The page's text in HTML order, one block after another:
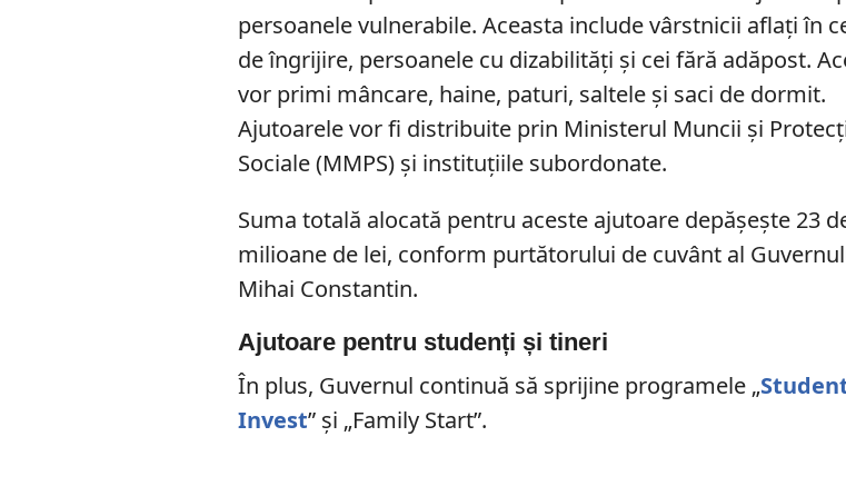
persoanele vulnerabile. Aceasta include vârstnicii aflați în
de îngrijire, persoanele cu dizabilități și cei fără adăpost.
vor primi mâncare, haine, paturi, saltele și saci de dormit.
Ajutoarele vor fi distribuite prin Ministerul Muncii și
Sociale (MMPS) și instituțiile subordonate.
Suma totală alocată pentru aceste ajutoare depășește 23
milioane de lei, conform purtătorului de cuvânt al
Mihai Constantin.
Ajutoare pentru studenți și tineri
În plus, Guvernul continuă să sprijine programele „
Invest” și „Family Start”.